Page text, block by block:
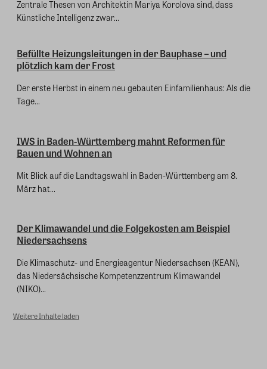
Zentrale Thesen von Architektin Mariya Korolova sind, dass
Künstliche Intelligenz zwar...
Befüllte Heizungsleitungen in der Bauphase – und
plötzlich kam der Frost
Der erste Herbst in einem neu gebauten Einfamilienhaus: Als die
Tage...
IWS in Baden-Württemberg mahnt Reformen für
Bauen und Wohnen an
Mit Blick auf die Landtagswahl in Baden-Württemberg am 8.
März hat...
Der Klimawandel und die Folgekosten am Beispiel
Niedersachsens
Die Klimaschutz- und Energieagentur Niedersachsen (KEAN),
das Niedersächsische Kompetenzzentrum Klimawandel
(NIKO)...
Weitere Inhalte laden